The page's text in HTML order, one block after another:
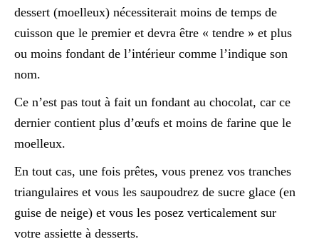
dessert (moelleux) nécessiterait moins de temps de
cuisson que le premier et devra être « tendre » et plus
ou moins fondant de l’intérieur comme l’indique son
nom.
Ce n’est pas tout à fait un fondant au chocolat, car ce
dernier contient plus d’œufs et moins de farine que le
moelleux.
En tout cas, une fois prêtes, vous prenez vos tranches
triangulaires et vous les saupoudrez de sucre glace (en
guise de neige) et vous les posez verticalement sur
votre assiette à desserts.